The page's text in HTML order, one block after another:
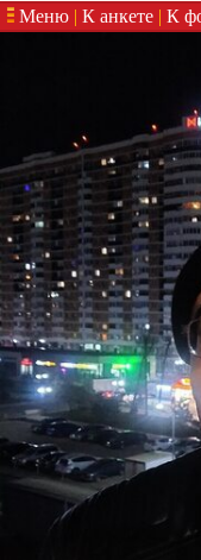
Меню | К анкете | К